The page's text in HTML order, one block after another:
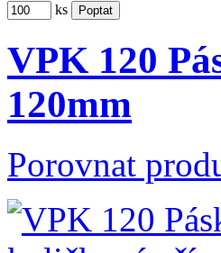
ks
VPK 120
120mm
Porovnat